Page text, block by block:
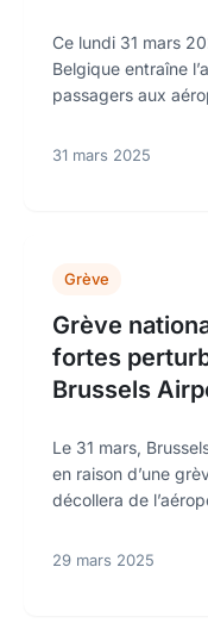
Ce lundi 31 mars
Belgique entraîne
passagers aux
31 mars 2025
Grève
Grève
fortes
Brussels
Le 31 mars,
en raison d’une
décollera de
29 mars 2025